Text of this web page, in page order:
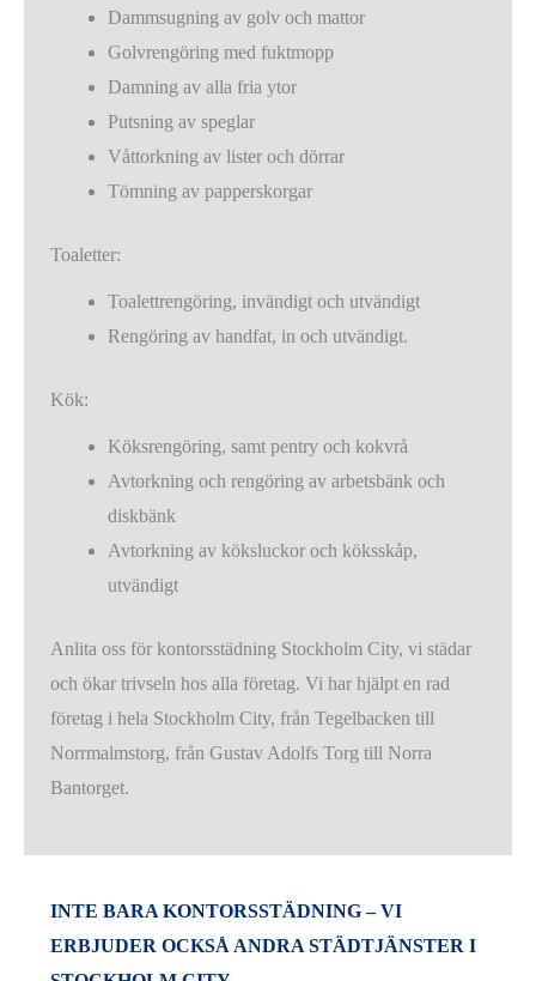
Dammsugning av golv och mattor
Golvrengöring med fuktmopp
Damning av alla fria ytor
Putsning av speglar
Våttorkning av lister och dörrar
Tömning av papperskorgar
Toaletter:
Toalettrengöring, invändigt och utvändigt
Rengöring av handfat, in och utvändigt.
Kök:
Köksrengöring, samt pentry och kokvrå
Avtorkning och rengöring av arbetsbänk och
diskbänk
Avtorkning av köksluckor och köksskåp,
utvändigt
Anlita oss för kontorsstädning Stockholm City, vi städar
och ökar trivseln hos alla företag. Vi har hjälpt en rad
företag i hela Stockholm City, från Tegelbacken till
Norrmalmstorg, från Gustav Adolfs Torg till Norra
Bantorget.
INTE BARA KONTORSSTÄDNING – VI
ERBJUDER OCKSÅ ANDRA STÄDTJÄNSTER I